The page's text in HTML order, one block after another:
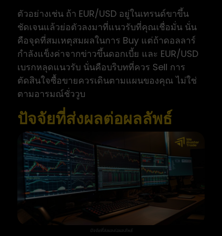
ตัวอย่างเช่น ถ้า EUR/USD อยู่ในเทรนด์ขาขึ้น
ชัดเจนแล้วย่อตัวลงมาที่แนวรับที่คุณเชื่อมั่น นั่น
คือจุดที่สมเหตุสมผลในการ Buy แต่ถ้าดอลลาร์
กำลังแข็งค่าจากข่าวขึ้นดอกเบี้ย และ EUR/USD
เบรกหลุดแนวรับ นั่นคือบริบทที่ควร Sell การ
ตัดสินใจซื้อขายควรเดินตามแผนของคุณ ไม่ใช่
ตามอารมณ์ชั่ววูบ
ปัจจัยที่ส่งผลต่อผลลัพธ์
ปัจจัยที่ส่งผลต่อผลลัพธ์